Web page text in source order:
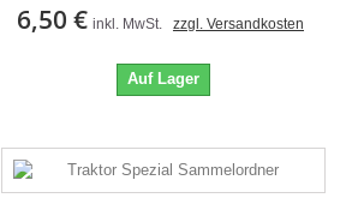
6,50 € inkl. MwSt. zzgl. Versandkosten
Auf Lager